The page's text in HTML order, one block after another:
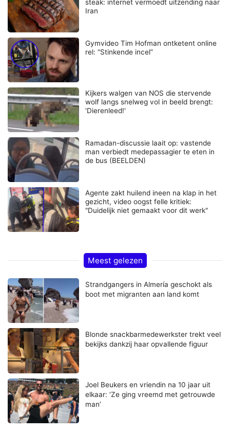
steak: internet vermoedt uitzending naar
Iran
Gymvideo Tim Hofman ontketent online
rel: “Stinkende incel”
Kijkers walgen van NOS die stervende
wolf langs snelweg vol in beeld brengt:
'Dierenleed!'
Ramadan-discussie laait op: vastende
man verbiedt medepassagier te eten in
de bus (BEELDEN)
Agente zakt huilend ineen na klap in het
gezicht, video oogst felle kritiek:
"Duidelijk niet gemaakt voor dit werk"
Meest gelezen
Strandgangers in Almería geschokt als
boot met migranten aan land komt
Blonde snackbarmedewerkster trekt veel
bekijks dankzij haar opvallende figuur
Joel Beukers en vriendin na 10 jaar uit
elkaar: ‘Ze ging vreemd met getrouwde
man’